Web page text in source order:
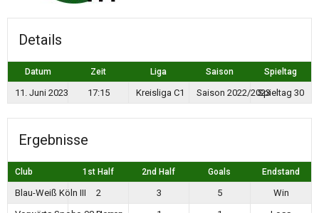
Details
Datum Zeit Liga Saison Spieltag
11. Juni 2023 17:15 Kreisliga C1 Saison 2022/2023Spieltag 30
Ergebnisse
Club 1st Half 2nd Half Goals Endstand
Blau-Weiß Köln III 2 3 5
Win